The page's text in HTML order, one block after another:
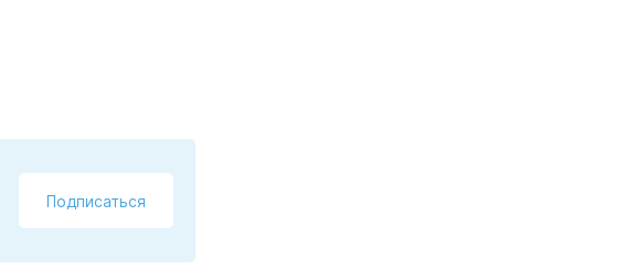
Подписаться